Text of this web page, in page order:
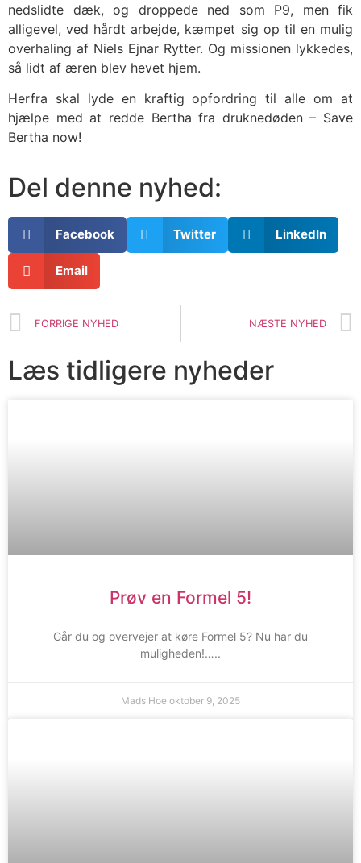
nedslidte dæk, og droppede ned som P9, men fik
alligevel, ved hårdt arbejde, kæmpet sig op til en mulig
overhaling af Niels Ejnar Rytter. Og missionen lykkedes,
så lidt af æren blev hevet hjem.
Herfra skal lyde en kraftig opfordring til alle om at
hjælpe med at redde Bertha fra druknedøden – Save
Bertha now!
Del denne nyhed:
Facebook Twitter LinkedIn
Email
FORRIGE NYHED NÆSTE NYHED
Læs tidligere nyheder
Prøv en Formel 5!
Går du og overvejer at køre Formel 5? Nu har du
muligheden!…..
Mads Hoe oktober 9, 2025